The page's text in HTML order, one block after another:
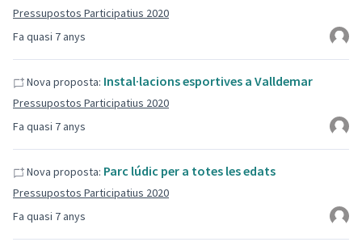
Fa quasi 7 anys
Pressupostos Participatius 2020
Fa quasi 7 anys
Nova proposta: Instal·lacions esportives a Valldemar
Pressupostos Participatius 2020
Fa quasi 7 anys
Nova proposta: Parc lúdic per a totes les edats
Pressupostos Participatius 2020